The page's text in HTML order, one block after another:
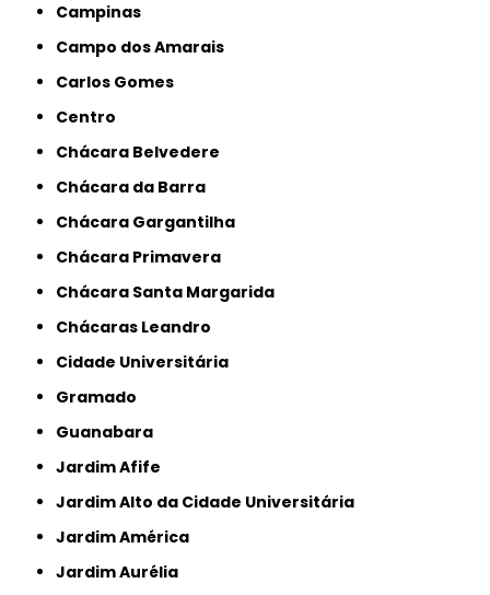
Campinas
Campo dos Amarais
Carlos Gomes
Centro
Chácara Belvedere
Chácara da Barra
Chácara Gargantilha
Chácara Primavera
Chácara Santa Margarida
Chácaras Leandro
Cidade Universitária
Gramado
Guanabara
Jardim Afife
Jardim Alto da Cidade Universitária
Jardim América
Jardim Aurélia